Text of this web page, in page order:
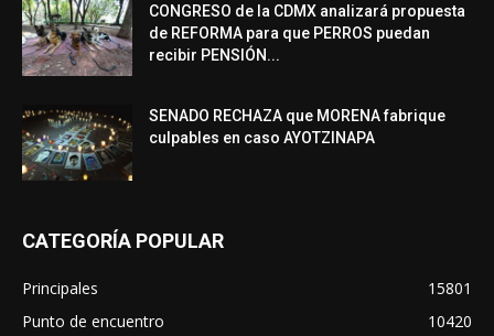
CONGRESO de la CDMX analizará propuesta
de REFORMA para que PERROS puedan
recibir PENSIÓN...
SENADO RECHAZA que MORENA fabrique
culpables en caso AYOTZINAPA
CATEGORÍA POPULAR
Principales
15801
Punto de encuentro
10420